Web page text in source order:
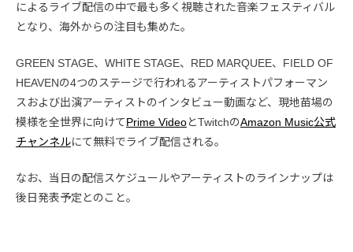
によるライブ配信の中で最も多く視聴された音楽フェスティバル
となり、海外からの注目も集めた。
GREEN STAGE、WHITE STAGE、RED MARQUEE、FIELD OF
HEAVENの4つのステージで行われるアーティストパフォーマン
スおよび出演アーティストのインタビュー動画など、現地苗場の
模様を全世界に向けてPrime VideoとTwitchのAmazon Music公式
チャンネルにて無料でライブ配信される。
なお、当日の配信スケジュールやアーティストのラインナップは
後日発表予定とのこと。